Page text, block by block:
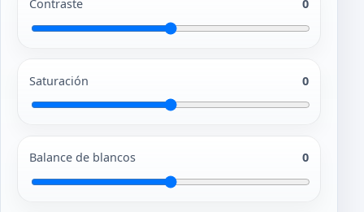
Contraste 0
Saturación 0
Balance de blancos 0